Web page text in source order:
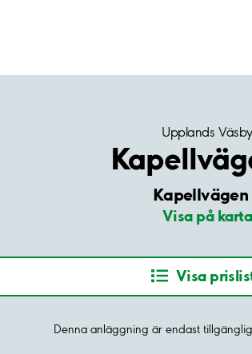
Upplands Väsby
Kapellvägen
Visa på karta
Visa
Denna anläggning är endast